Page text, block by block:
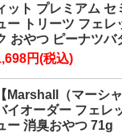
ット プレミアム セ
ー トリーツ フェレ
おやつ ピーナツバ
円(税込)
【Marshall（マーシ
イオーダー フェレ
ー 消臭おやつ 71g